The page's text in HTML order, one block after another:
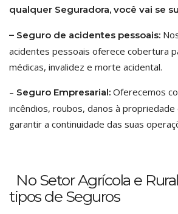
qualquer Seguradora, você vai se
– Seguro de acidentes pessoais:
acidentes pessoais oferece cobertura
médicas, invalidez e morte acidental.
– Seguro Empresarial: Oferecemos
incêndios, roubos, danos à propriedade
garantir a continuidade das suas
No Setor Agrícola e
tipos de Seguros